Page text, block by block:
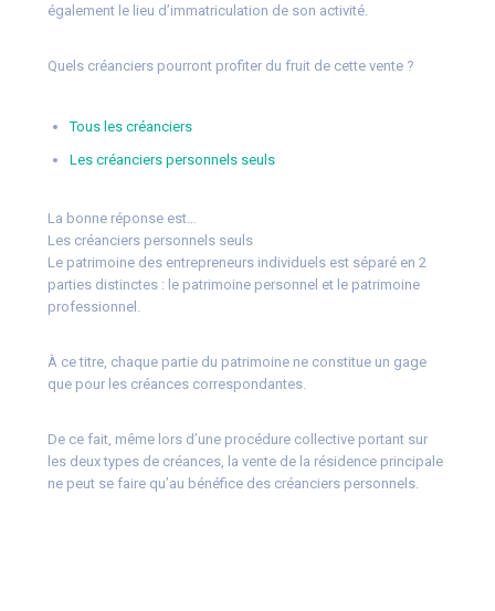
également le lieu d’immatriculation de son activité.
Quels créanciers pourront profiter du fruit de cette vente ?
Tous les créanciers
Les créanciers personnels seuls
La bonne réponse est…
Les créanciers personnels seuls
Le patrimoine des entrepreneurs individuels est séparé en 2
parties distinctes : le patrimoine personnel et le patrimoine
professionnel.
À ce titre, chaque partie du patrimoine ne constitue un gage
que pour les créances correspondantes.
De ce fait, même lors d’une procédure collective portant sur
les deux types de créances, la vente de la résidence principale
ne peut se faire qu’au bénéfice des créanciers personnels.